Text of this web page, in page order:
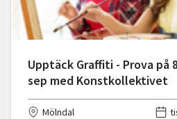
Upptäck Graffiti - Prova på 8
sep med Konstkollektivet
Mölndal